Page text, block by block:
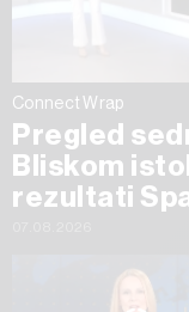
Connect Wrap
Pregled
Bliskom
rezultati